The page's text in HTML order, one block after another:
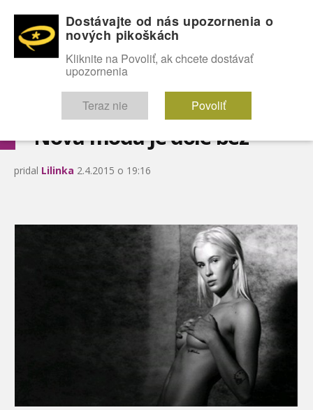
OMG! SEXICE
Nová móda je dole bez
pridal Lilinka 2.4.2015 o 19:16
Dostávajte od nás upozornenia o
nových pikoškách
Kliknite na Povoliť, ak chcete dostávať
upozornenia
Teraz nie Povoliť